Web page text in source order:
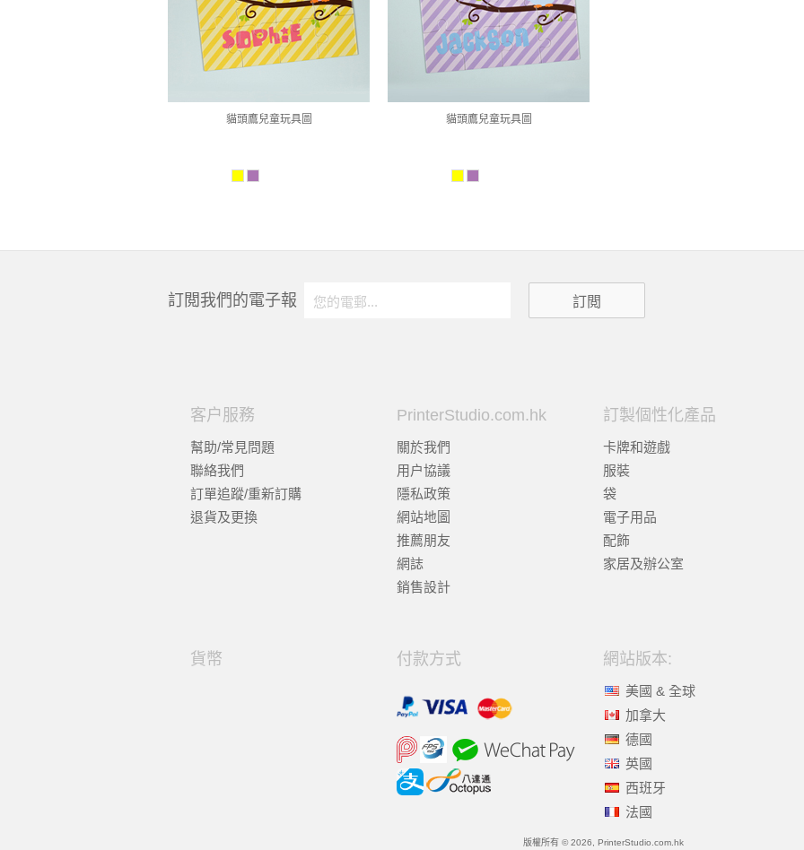
貓頭鷹兒童玩具圖 貓頭鷹兒童玩具圖
訂閲我們的電子報
客户服務
幫助/常見問題
聯絡我們
訂單追蹤/重新訂購
退貨及更換
PrinterStudio.com.hk
關於我們
用户協議
隱私政策
網站地圖
推薦朋友
網誌
銷售設計
訂製個性化產品
卡牌和遊戲
服裝
袋
電子用品
配飾
家居及辦公室
貨幣 付款方式 網站版本:
美國 & 全球
加拿大
德國
英國
西班牙
法國
版權所有 © 2026, PrinterStudio.com.hk